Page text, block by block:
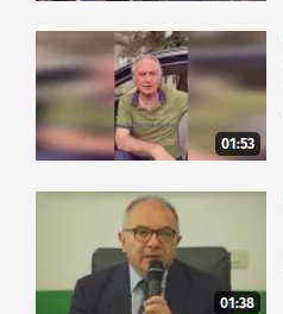
01:53
01:38